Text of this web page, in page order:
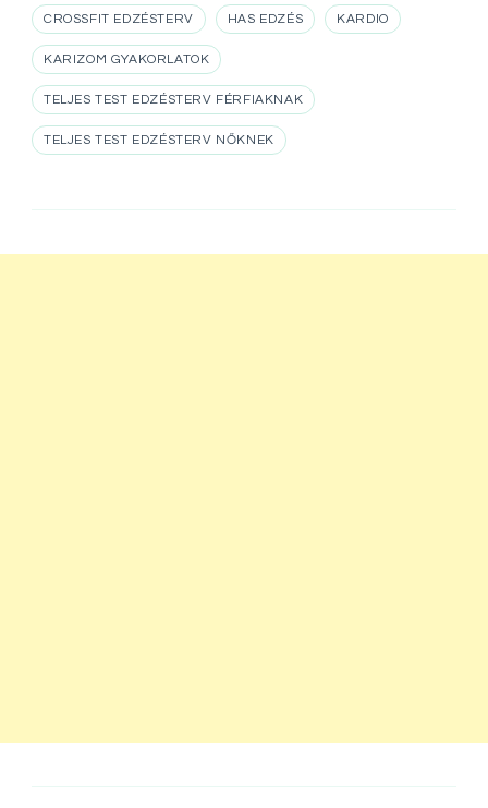
CROSSFIT EDZÉSTERV HAS EDZÉS KARDIO
KARIZOM GYAKORLATOK
TELJES TEST EDZÉSTERV FÉRFIAKNAK
TELJES TEST EDZÉSTERV NŐKNEK